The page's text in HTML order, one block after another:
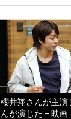
櫻井翔さんが主演
んが演じた＝映